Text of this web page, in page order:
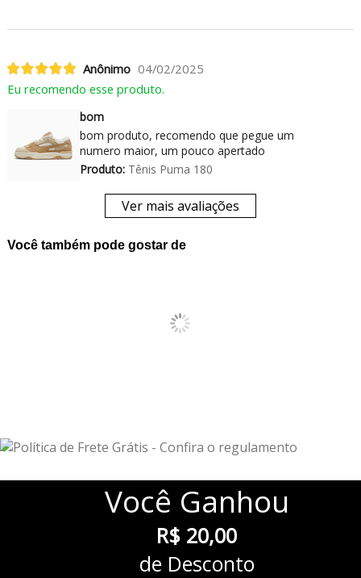
Anônimo 04/02/2025
Eu recomendo esse produto.
bom
bom produto, recomendo que pegue um
numero maior, um pouco apertado
Produto:Tênis Puma 180
Ver mais avaliações
Você também pode gostar de
Você Ganhou
R$ 20,00
de Desconto